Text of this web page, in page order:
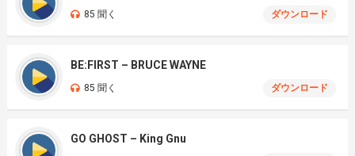
85 聞く ダウンロード
BE:FIRST – BRUCE WAYNE
85 聞く ダウンロード
GO GHOST – King Gnu